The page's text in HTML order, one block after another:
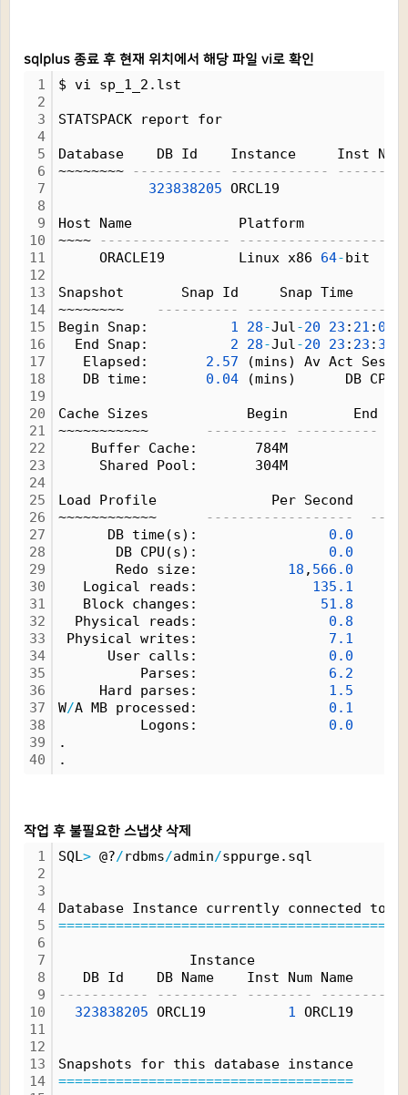
sqlplus 종료 후 현재 위치에서 해당 파일 vi로 확인
1
2
3
4
5
6
7
8
9
10
11
12
13
14
15
16
17
18
19
20
21
22
23
24
25
26
27
28
29
30
31
32
33
34
35
36
37
38
39
40
$ vi sp_1_2.lst
STATSPACK report for
Database    DB Id    Instance     Inst
~~~~~~~~
----------- ------------
323838205 ORCL19
Host Name             Platform
~~~~
----------------
ORACLE19         Linux x86 64-
Snapshot       Snap Id     Snap Time
~~~~~~~~
---------- ------------------
Begin Snap: 1 28-Jul-20 23 : 21 : 03
End Snap: 2 28-Jul-20 23 : 23 : 37
Elapsed: 2. 57 (mins) Av Act
DB time: 0. 04 (mins)      DB
Cache Sizes            Begin        End
~~~~~~~~~~~
---------- ----------
Buffer Cache:       784M
Shared Pool:       304M
Load Profile              Per Second
~~~~~~~~~~~~
------------------
DB time(s): 0. 0
DB CPU(s): 0. 0
Redo size: 18 , 566. 0
Logical reads: 135. 1
Block changes: 51. 8
Physical reads: 0. 8
Physical writes: 7. 1
User calls: 0. 0
Parses: 6. 2
Hard parses: 1. 5
W/A MB processed: 0. 1
Logons: 0. 0
.
.
작업 후 불필요한 스냅샷 삭제
1
2
3
4
5
6
7
8
9
10
11
12
13
14
SQL> @?/rdbms/admin/sppurge.sql
Database Instance currently connected to
========================================
Instance
DB Id    DB Name    Inst Num Name
----------- ---------- -------- ----------
323838205 ORCL19 1 ORCL19
Snapshots for this database instance
====================================